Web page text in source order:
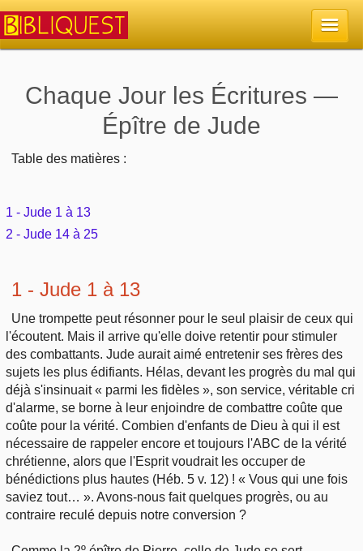
Retour à l'accueil
Quoi de neuf sur Bibliquest
Librairies, éditeurs
Autres sites chrétiens
Outils
Paramètres
La Bible
Lisez la Bible
Rechercher (concordance)
Au sujet de la Bible
Études et commentaires par passage
Versets Classés
Lecture Journalière
La Bible
L'Évangile, le Salut
Mort, résurrection
L'Église, l'Assemblée
Prophétie
Études et commentaires par passage
Personnages bibliques
Édification
Commentaires journaliers
COURS Bibliques - GUIDES de lecture
Pour débuter
Rechercher dans le site
Sujets de A à Z
Ouvrages de A à Z
Auteurs de A à Z
Rechercher dans la Bible
En bref
Sommaires
Aperçus Livres de la Bible
Autres FAQ
Chaque Jour les Écritures —
Épître de Jude
Table des matières :
1 - Jude 1 à 13
2 - Jude 14 à 25
1 - Jude 1 à 13
Une trompette peut résonner pour le seul plaisir de ceux qui
l'écoutent. Mais il arrive qu'elle doive retentir pour stimuler
des combattants. Jude aurait aimé entretenir ses frères des
sujets les plus édifiants. Hélas, devant les progrès du mal qui
déjà s'insinuait « parmi les fidèles », son service, véritable cri
d'alarme, se borne à leur enjoindre de combattre coûte que
coûte pour la vérité. Combien d'enfants de Dieu à qui il est
nécessaire de rappeler encore et toujours l'ABC de la vérité
chrétienne, alors que l'Esprit voudrait les occuper de
bénédictions plus hautes (Héb. 5 v. 12) ! « Vous qui une fois
saviez tout… ». Avons-nous fait quelques progrès, ou au
contraire reculé depuis notre conversion ?